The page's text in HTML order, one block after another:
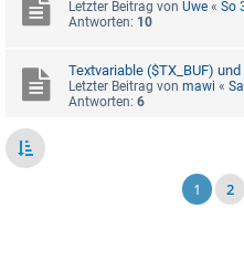
Letzter Beitrag von Uwe « So
Antworten: 10
Textvariable ($TX_BUF)
Letzter Beitrag von mawi «
Antworten: 6
1 2